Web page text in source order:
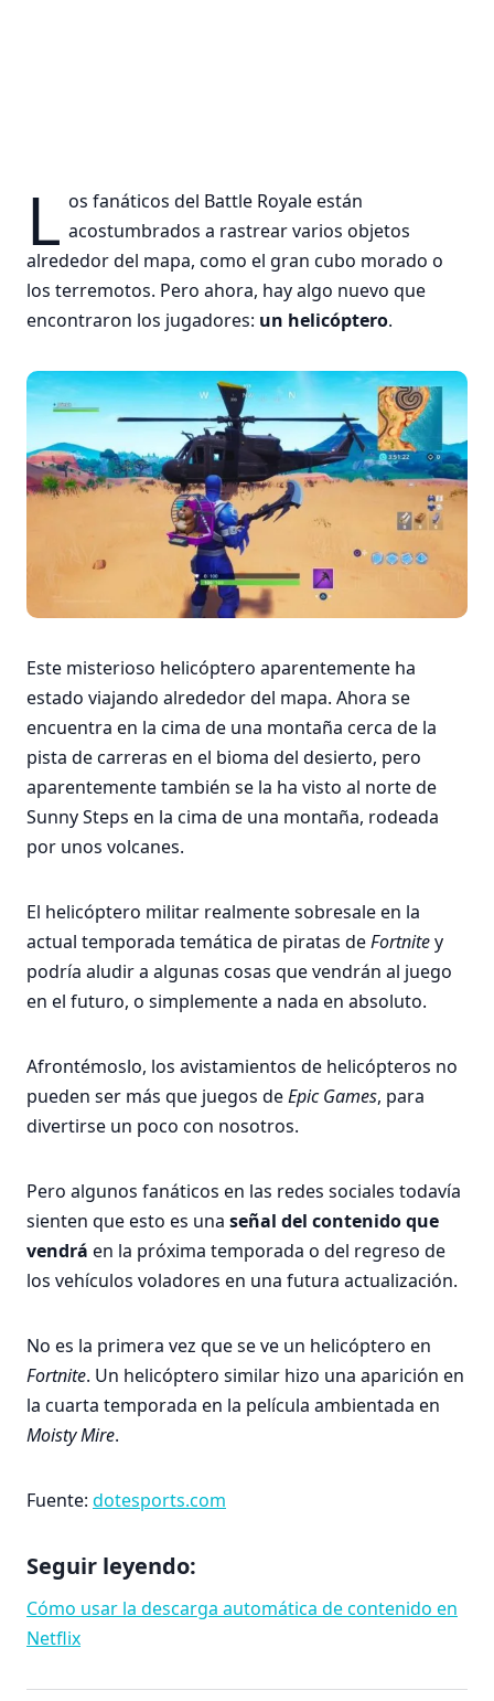
L os fanáticos del Battle Royale están
acostumbrados a rastrear varios objetos
alrededor del mapa, como el gran cubo morado o
los terremotos. Pero ahora, hay algo nuevo que
encontraron los jugadores: un helicóptero.
Este misterioso helicóptero aparentemente ha
estado viajando alrededor del mapa. Ahora se
encuentra en la cima de una montaña cerca de la
pista de carreras en el bioma del desierto, pero
aparentemente también se la ha visto al norte de
Sunny Steps en la cima de una montaña, rodeada
por unos volcanes.
El helicóptero militar realmente sobresale en la
actual temporada temática de piratas deFortnitey
podría aludir a algunas cosas que vendrán al juego
en el futuro, o simplemente a nada en absoluto.
Afrontémoslo, los avistamientos de helicópteros no
pueden ser más que juegos deEpic Games, para
divertirse un poco con nosotros.
Pero algunos fanáticos en las redes sociales todavía
sienten que esto es una señal del contenido que
vendrá en la próxima temporada o del regreso de
los vehículos voladores en una futura actualización.
No es la primera vez que se ve un helicóptero en
Fortnite. Un helicóptero similar hizo una aparición en
la cuarta temporada en la película ambientada en
Moisty Mire.
Fuente: dotesports.com
Seguir leyendo:
Cómo usar la descarga automática de contenido en
Netflix